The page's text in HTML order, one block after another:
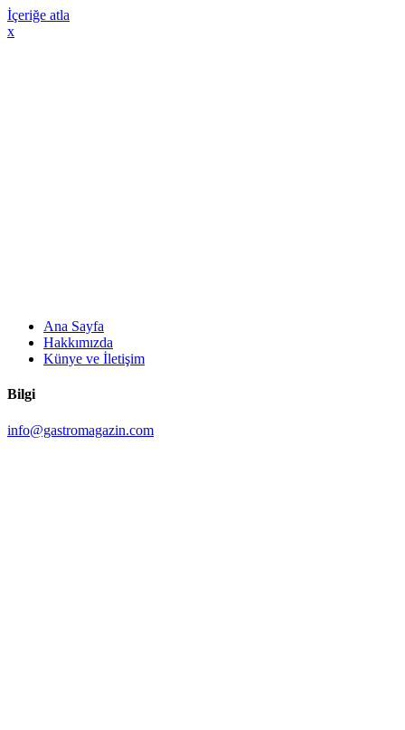
İçeriğe atla
x
Ana Sayfa
Hakkımızda
Künye ve İletişim
Bilgi
info@gastromagazin.com